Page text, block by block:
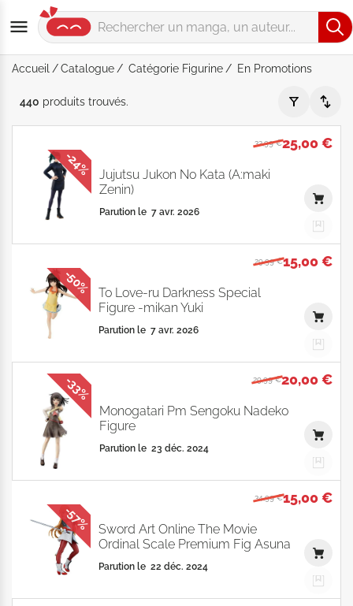
Accueil Catalogue Catégorie Figurine En Promotions
Catégorie "Figurine" - En Promotions - Par Date de
440 produits trouvés.
32,99 €25,00 €
Jujutsu Jukon No Kata (A:maki
Zenin)
Parution le 7 avr. 2026
-24%
29,99 €15,00 €
To Love-ru Darkness Special
Figure -mikan Yuki
Parution le 7 avr. 2026
-50%
29,99 €20,00 €
Monogatari Pm Sengoku Nadeko
Figure
Parution le 23 déc. 2024
-33%
34,99 €15,00 €
Sword Art Online The Movie
Ordinal Scale Premium Fig Asuna
Parution le 22 déc. 2024
-57%